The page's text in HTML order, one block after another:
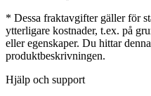
* Dessa fraktavgifter gäller för
ytterligare kostnader, t.ex. på
eller egenskaper. Du hittar
produktbeskrivningen.
Hjälp och support